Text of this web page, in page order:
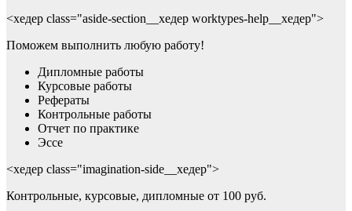
<хедер class="aside-section__хедер worktypes-help__хедер">
Поможем выполнить любую работу!
Дипломные работы
Курсовые работы
Рефераты
Контрольные работы
Отчет по практике
Эссе
<хедер class="imagination-side__хедер">
Контрольные, курсовые, дипломные от 100 руб.